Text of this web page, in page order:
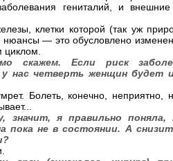
гениталий, и
клетки которой (так уж
— это обусловлено
циклом.
скажем. Если риск
у нас четверть женщин будет
Болеть, конечно, неприятно,
я правильно поняла,
пока не в состоянии. А